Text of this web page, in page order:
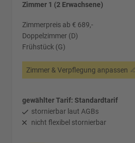
Zimmer 1 (2 Erwachsene)
Zimmerpreis ab € 689,-
Doppelzimmer (D)
Frühstück (G)
Zimmer & Verpflegung anpassen
gewählter Tarif: Standardtarif
stornierbar laut AGBs
nicht flexibel stornierbar